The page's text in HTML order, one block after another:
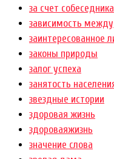
за счет собеседника
зависимость между
заинтересованное
законы природы
залог успеха
занятость
звездные истории
здоровая жизнь
здороваяжизнь
значение слова